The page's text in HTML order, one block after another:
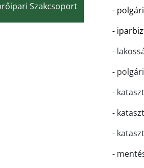
Szakcsoport
-
-
-
-
-
-
-
-